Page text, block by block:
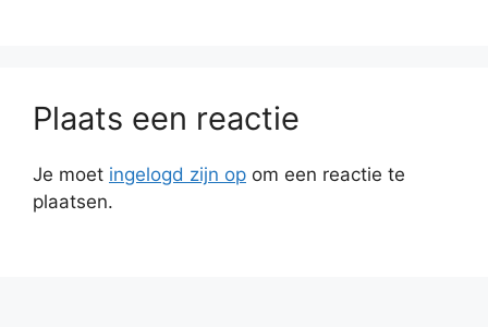
Plaats een reactie
Je moet ingelogd zijn op om een reactie te
plaatsen.